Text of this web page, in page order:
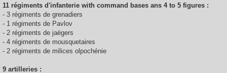
11 régiments d'infanterie with command bases ans 4 to 5 figures :
- 3 régiments de grenadiers
- 1 régiments de Pavlov
- 2 régiments de jaëgers
- 4 régiments de mousquetaires
- 2 régiments de milices olpochénie
9 artilleries :